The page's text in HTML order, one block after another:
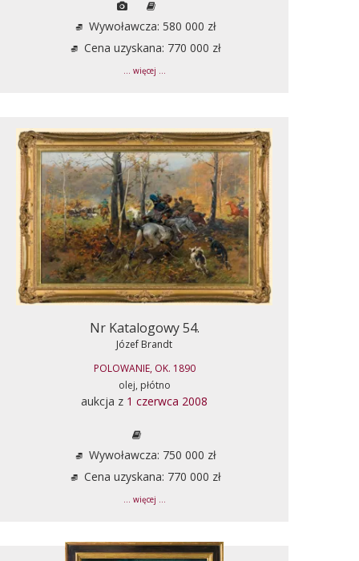
Wywoławcza: 580 000 zł
Cena uzyskana: 770 000 zł
... więcej ...
Nr Katalogowy 54.
Józef Brandt
POLOWANIE, OK. 1890
olej, płótno
aukcja z 1 czerwca 2008
Wywoławcza: 750 000 zł
Cena uzyskana: 770 000 zł
... więcej ...